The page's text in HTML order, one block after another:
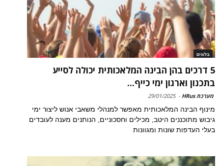
בלוגים
5 דרכים בהן הבינה המלאכותית יכולה לסייע
בתכנון וארגון ימי כייף...
מערכת HRus -
29/01/2025
מינוף הבינה המלאכותית מאפשר למנהלי משאבי אנוש ליצור ימי
גיבוש מתוכננים היטב, מכילים וחסכוניים, הנותנים מענה לעובדים
בעלי העדפות שונות ומגוונות